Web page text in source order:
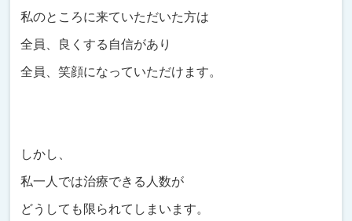
私のところに来ていただいた方は
全員、良くする自信があり
全員、笑顔になっていただけます。
しかし、
私一人では治療できる人数が
どうしても限られてしまいます。